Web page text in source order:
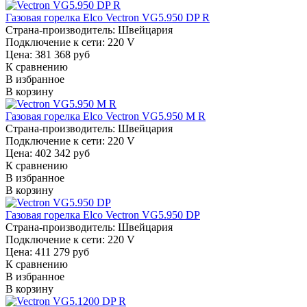
Газовая горелка Elco Vectron VG5.950 DP R
Страна-производитель: Швейцария
Подключение к сети: 220 V
Цена: 381 368 руб
К сравнению
В избранное
В корзину
Газовая горелка Elco Vectron VG5.950 M R
Страна-производитель: Швейцария
Подключение к сети: 220 V
Цена: 402 342 руб
К сравнению
В избранное
В корзину
Газовая горелка Elco Vectron VG5.950 DP
Страна-производитель: Швейцария
Подключение к сети: 220 V
Цена: 411 279 руб
К сравнению
В избранное
В корзину